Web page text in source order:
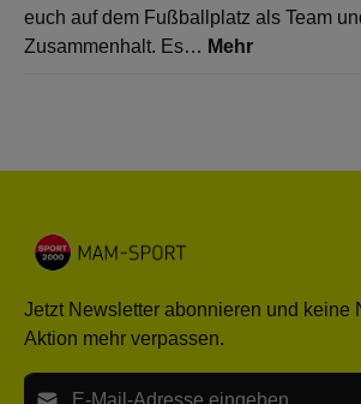
euch auf dem Fußballplatz als Team
Zusammenhalt. Es… Mehr
Jetzt Newsletter abonnieren und keine
Aktion mehr verpassen.
E-Mail-Adresse*